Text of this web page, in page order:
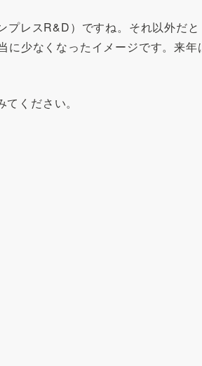
レスR&D）ですね。それ以外だと
少なくなったイメージです。来年
ください。